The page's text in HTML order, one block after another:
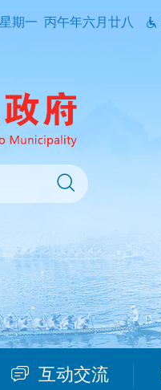
星期一 丙午年六月廿八
互动交流